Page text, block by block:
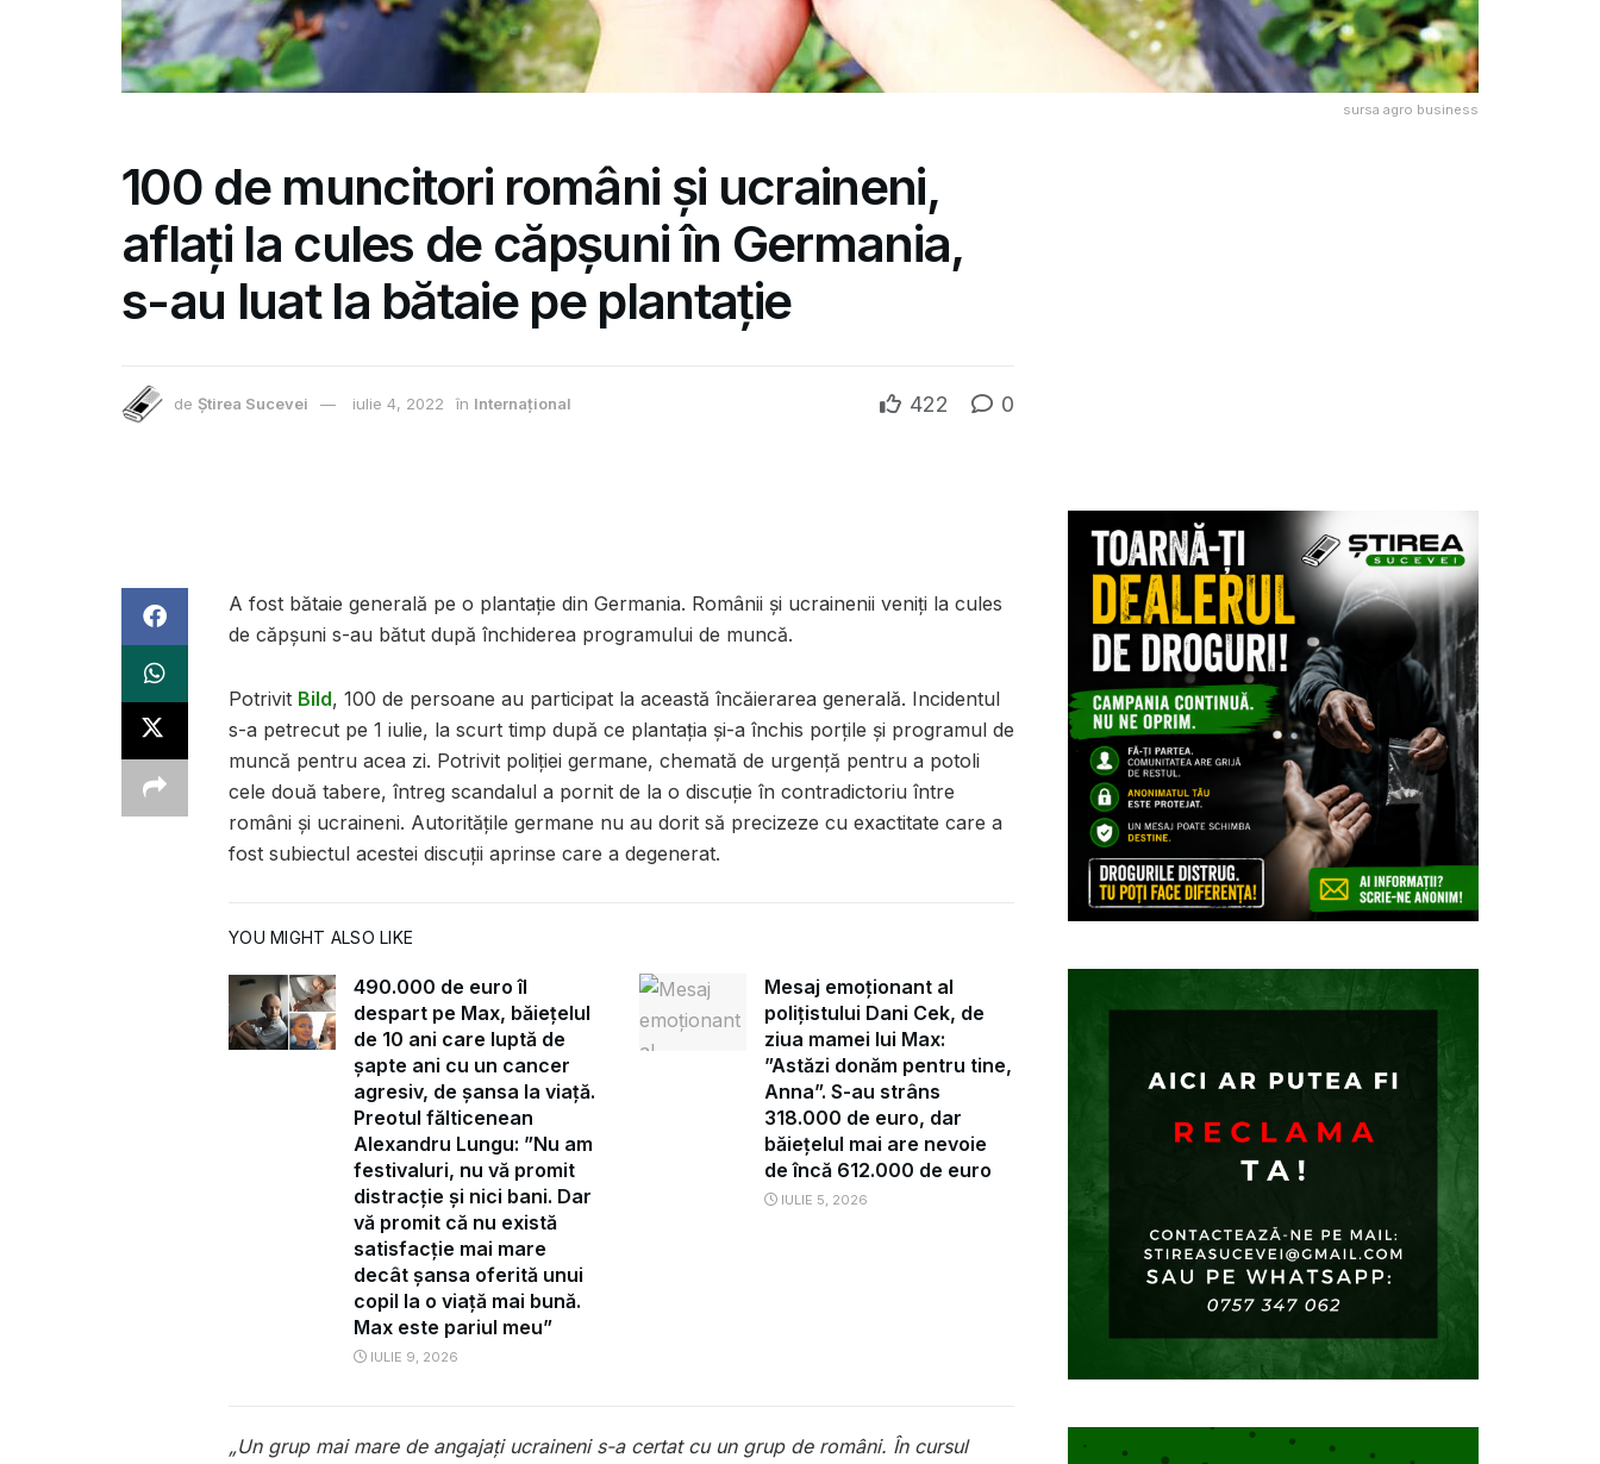
sursa agro business
100 de muncitori români și ucraineni,
aflați la cules de căpșuni în Germania,
s-au luat la bătaie pe plantație
de Știrea Sucevei iulie 4, 2022 în Internațional 422 0
A fost bătaie generală pe o plantaţie din Germania. Românii şi ucrainenii veniţi la cules
de căpşuni s-au bătut după închiderea programului de muncă.
Potrivit Bild, 100 de persoane au participat la această încăierarea generală. Incidentul
s-a petrecut pe 1 iulie, la scurt timp după ce plantaţia şi-a închis porţile şi programul de
muncă pentru acea zi. Potrivit poliţiei germane, chemată de urgenţă pentru a potoli
cele două tabere, întreg scandalul a pornit de la o discuţie în contradictoriu între
români şi ucraineni. Autorităţile germane nu au dorit să precizeze cu exactitate care a
fost subiectul acestei discuţii aprinse care a degenerat.
YOU MIGHT ALSO LIKE
490.000 de euro îl
despart pe Max, băiețelul
de 10 ani care luptă de
șapte ani cu un cancer
agresiv, de șansa la viață.
Preotul fălticenean
Alexandru Lungu: ”Nu am
festivaluri, nu vă promit
distracție și nici bani. Dar
vă promit că nu există
satisfacție mai mare
decât șansa oferită unui
copil la o viață mai bună.
Max este pariul meu”
IULIE 9, 2026
Mesaj emoționant al
polițistului Dani Cek, de
ziua mamei lui Max:
”Astăzi donăm pentru tine,
Anna”. S-au strâns
318.000 de euro, dar
băiețelul mai are nevoie
de încă 612.000 de euro
IULIE 5, 2026
„Un grup mai mare de angajați ucraineni s-a certat cu un grup de români. În cursul